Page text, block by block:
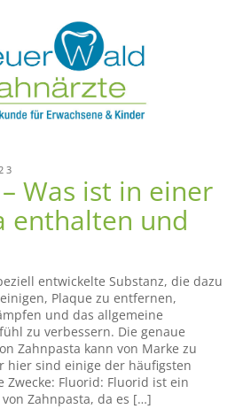
Was ist in einer
enthalten und
entwickelte Substanz, die dazu
Plaque zu entfernen,
und das allgemeine
zu verbessern. Die genaue
Zahnpasta kann von Marke zu
hier sind einige der häufigsten
Fluorid: Fluorid ist ein
Zahnpasta, da es […]